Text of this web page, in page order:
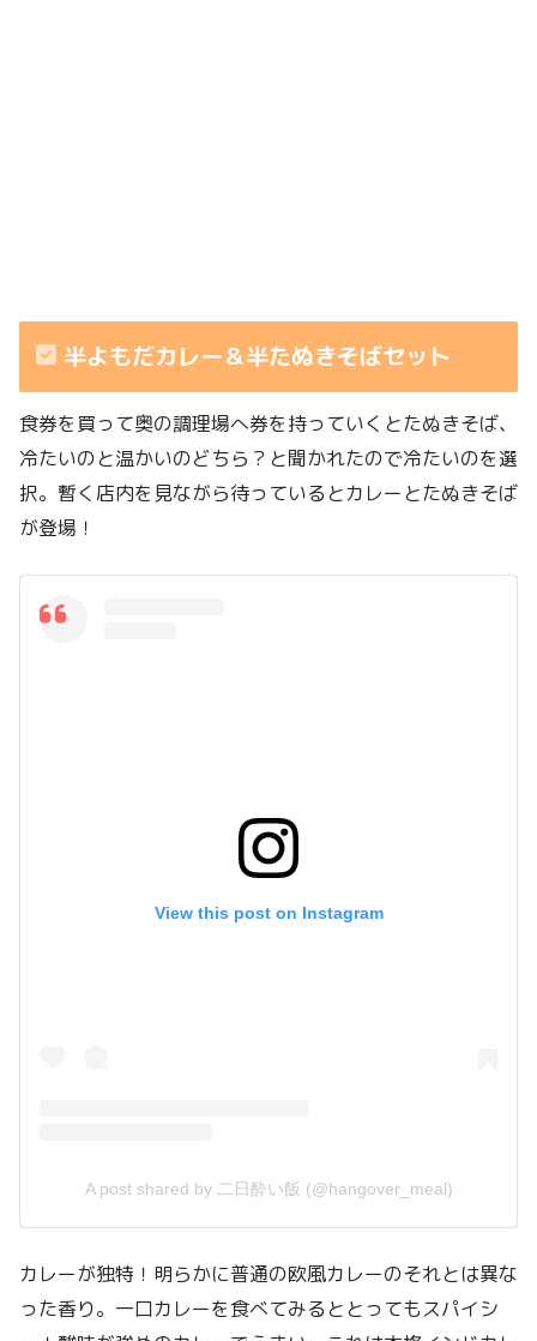
半よもだカレー＆半たぬきそばセット
食券を買って奥の調理場へ券を持っていくとたぬきそば、
冷たいのと温かいのどちら？と聞かれたので冷たいのを選
択。暫く店内を見ながら待っているとカレーとたぬきそば
が登場！
View this post on Instagram
A post shared by 二日酔い飯 (@hangover_meal)
カレーが独特！明らかに普通の欧風カレーのそれとは異な
った香り。一口カレーを食べてみるととってもスパイシ